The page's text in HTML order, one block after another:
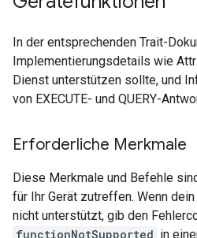
In der entsprechenden Trait-
Implementierungsdetails wie
Dienst unterstützen sollte, und
von EXECUTE- und QUERY-
Erforderliche Merkmale
Diese Merkmale und Befehle
für Ihr Gerät zutreffen. Wenn
nicht unterstützt, gib den
functionNotSupported in